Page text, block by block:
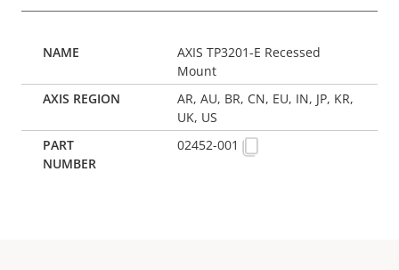
AXIS TP3201-E Recessed
Mount
AR, AU, BR, CN, EU, IN, JP, KR,
UK, US
02452-001